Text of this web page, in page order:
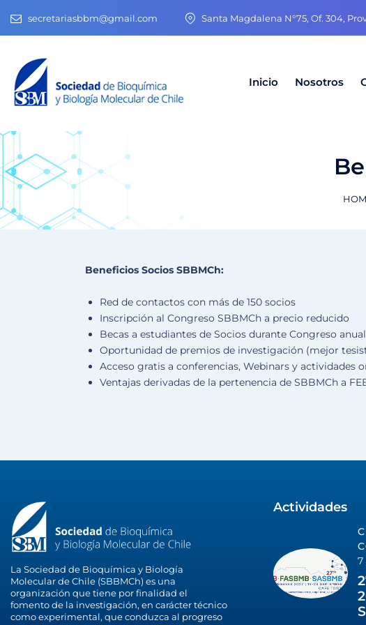
secretariasbbm@gmail.com Santa Magdalena N°75, Of. 304,
Inicio Nosotros
Beneficios Socios SBBMCh:
Red de contactos con más de 150 socios
Inscripción al Congreso SBBMCh a precio reducido
Becas a estudiantes de Socios durante Congreso
Oportunidad de premios de investigación (mejor
Acceso gratis a conferencias, Webinars y actividades
Ventajas derivadas de la pertenencia de SBBMCh a
La Sociedad de Bioquímica y Biología
Molecular de Chile (SBBMCh) es una
organización que tiene por finalidad el
fomento de la investigación, en carácter técnico
como experimental, que conduzca al progreso
Actividades
7